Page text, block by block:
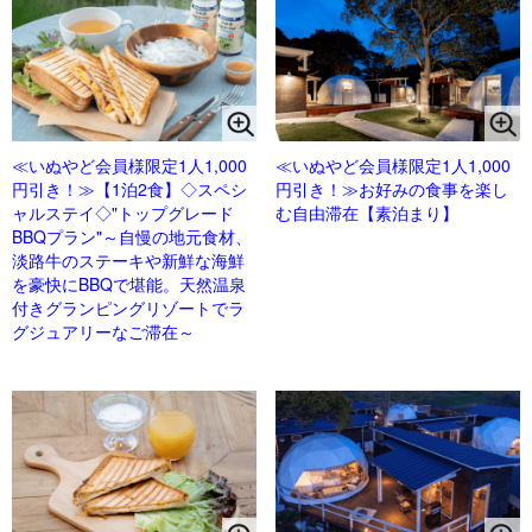
≪いぬやど会員様限定1人1,000
円引き！≫【1泊2食】◇スペシ
ャルステイ◇"トップグレード
BBQプラン"～自慢の地元食材、
淡路牛のステーキや新鮮な海鮮
を豪快にBBQで堪能。天然温泉
付きグランピングリゾートでラ
グジュアリーなご滞在～
≪いぬやど会員様限定1人1,000
円引き！≫お好みの食事を楽し
む自由滞在【素泊まり】